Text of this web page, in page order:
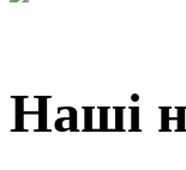
Наші